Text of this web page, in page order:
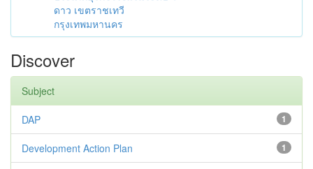
ดาว เขตราชเทวี
กรุงเทพมหานคร
Discover
Subject
1
DAP
1
Development Action Plan